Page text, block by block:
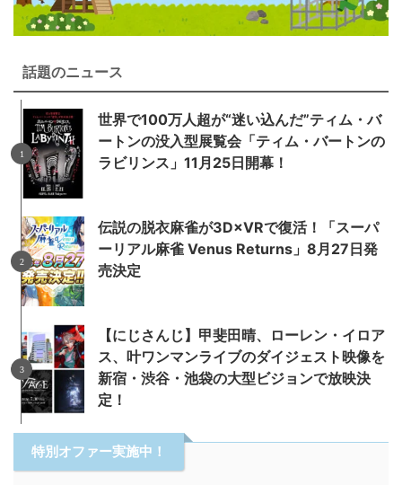
話題のニュース
世界で100万人超が“迷い込んだ”ティム・バ
ートンの没入型展覧会「ティム・バートンの
ラビリンス」11月25日開幕！
伝説の脱衣麻雀が3D×VRで復活！「スーパ
ーリアル麻雀 Venus Returns」8月27日発
売決定
【にじさんじ】甲斐田晴、ローレン・イロア
ス、叶ワンマンライブのダイジェスト映像を
新宿・渋谷・池袋の大型ビジョンで放映決
定！
特別オファー実施中！